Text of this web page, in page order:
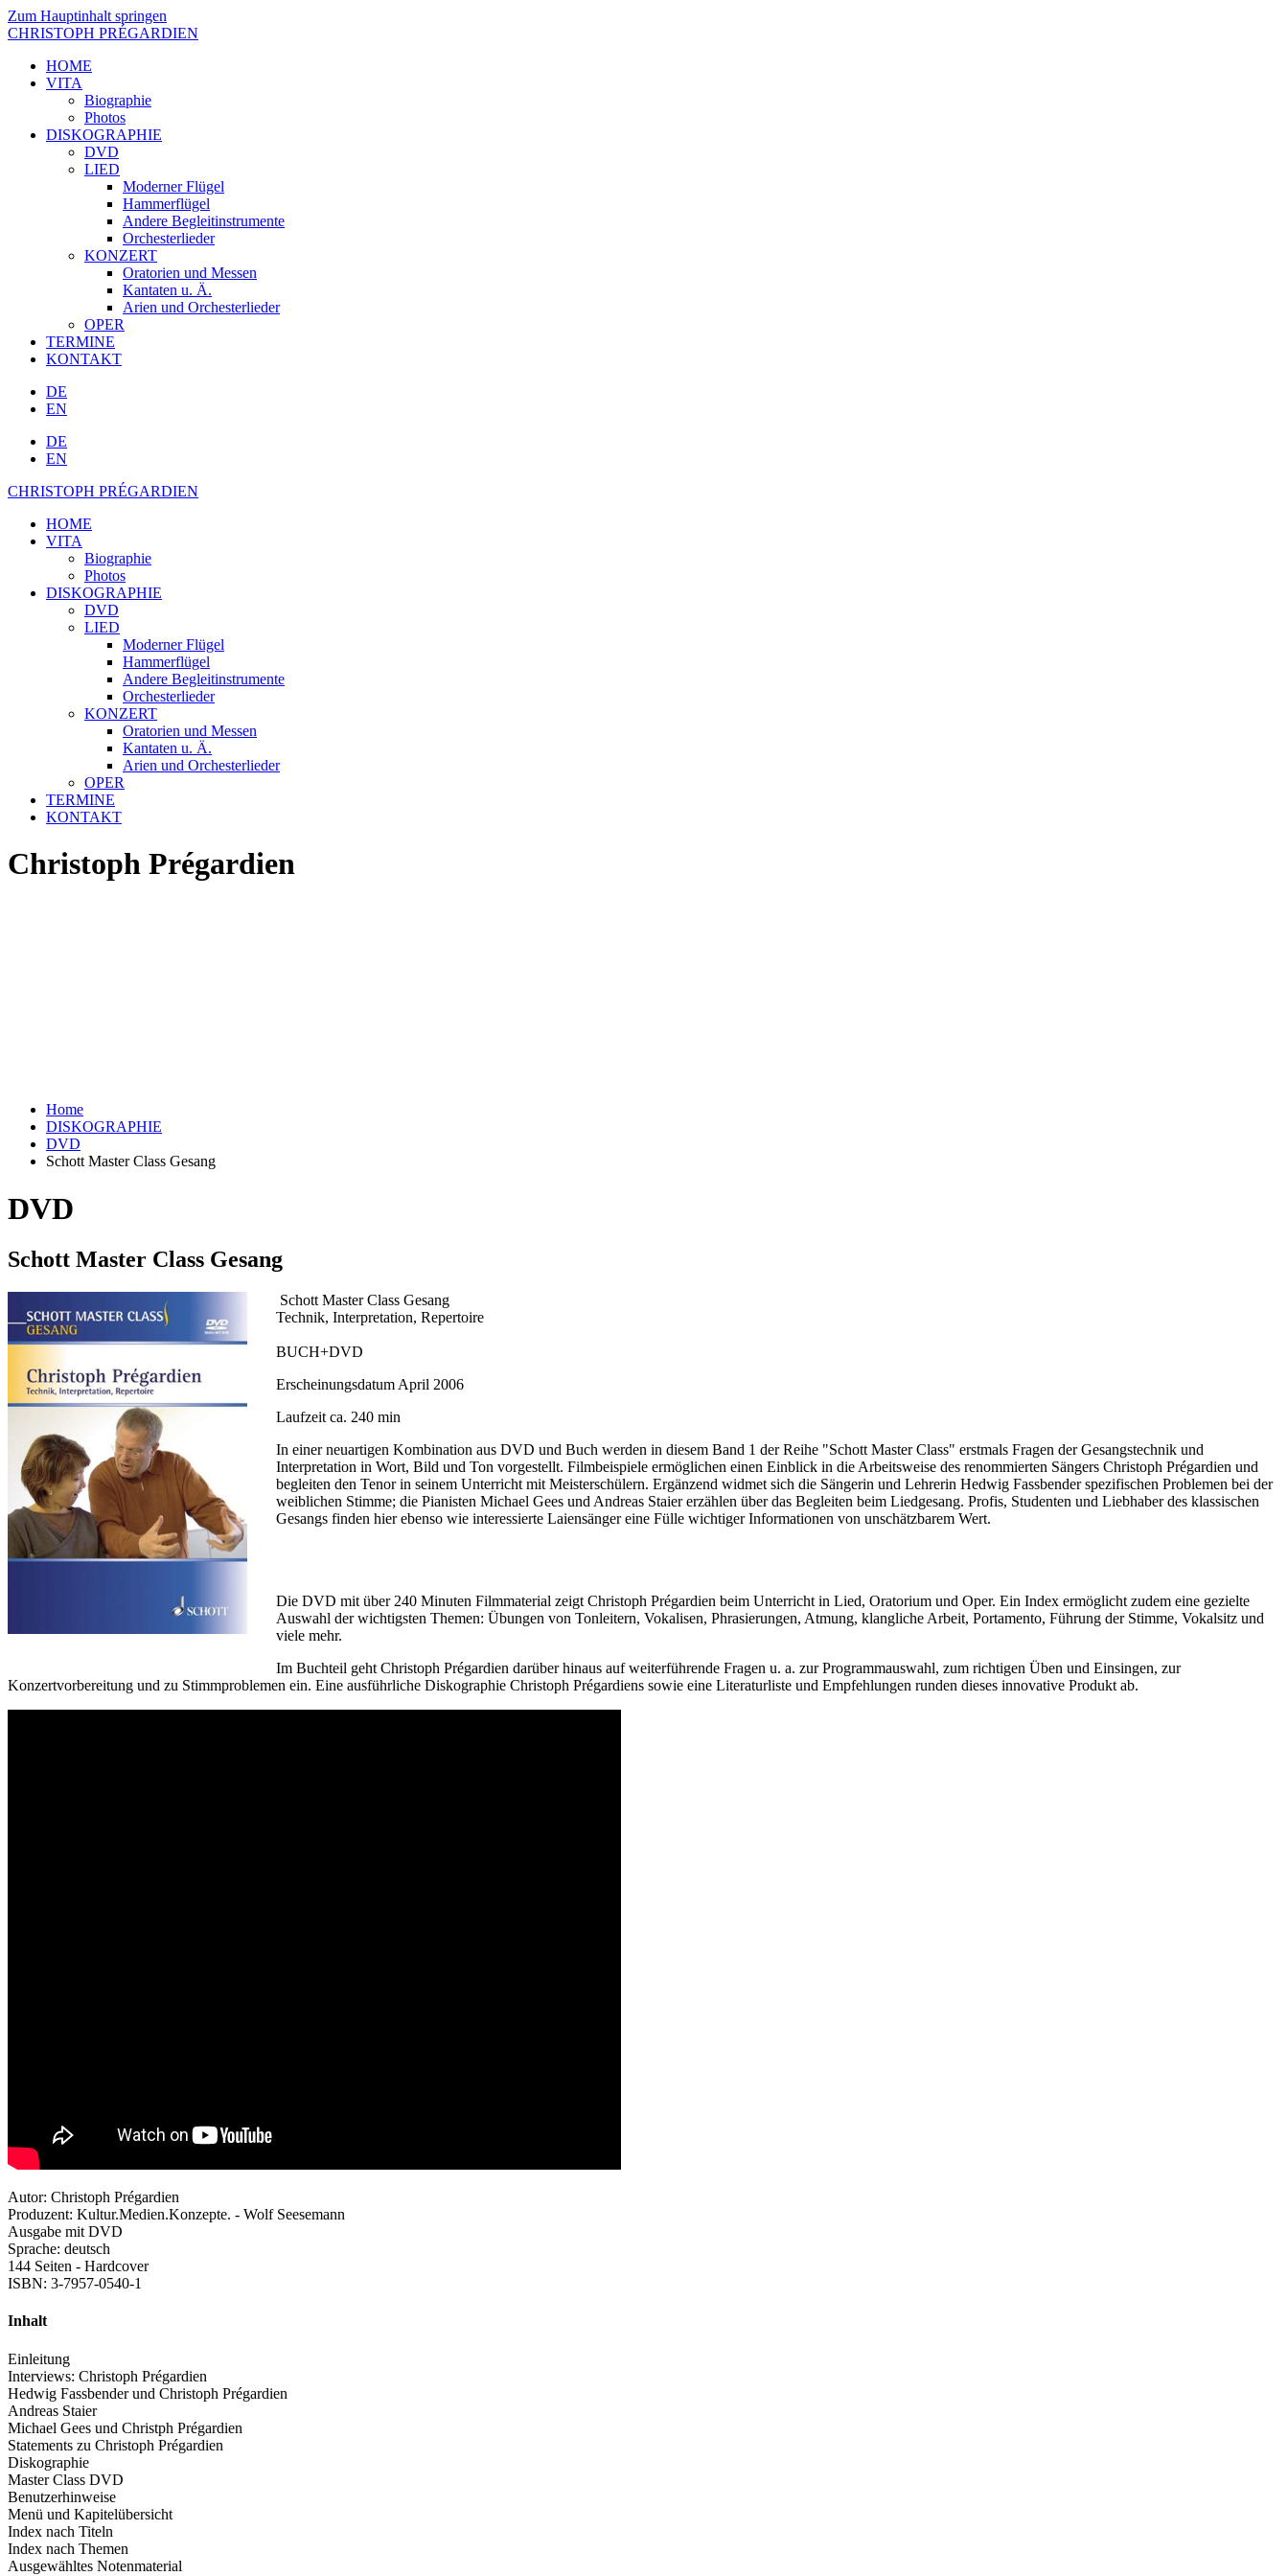
Zum Hauptinhalt springen
CHRISTOPH PRÉGARDIEN
HOME
VITA
Biographie
Photos
DISKOGRAPHIE
DVD
LIED
Moderner Flügel
Hammerflügel
Andere Begleitinstrumente
Orchesterlieder
KONZERT
Oratorien und Messen
Kantaten u. Ä.
Arien und Orchesterlieder
OPER
TERMINE
KONTAKT
DE
EN
DE
EN
CHRISTOPH PRÉGARDIEN
HOME
VITA
Biographie
Photos
DISKOGRAPHIE
DVD
LIED
Moderner Flügel
Hammerflügel
Andere Begleitinstrumente
Orchesterlieder
KONZERT
Oratorien und Messen
Kantaten u. Ä.
Arien und Orchesterlieder
OPER
TERMINE
KONTAKT
Christoph Prégardien
Home
DISKOGRAPHIE
DVD
Schott Master Class Gesang
DVD
Schott Master Class Gesang
Schott Master Class Gesang
Technik, Interpretation, Repertoire
BUCH+DVD
Erscheinungsdatum April 2006
Laufzeit ca. 240 min
In einer neuartigen Kombination aus DVD und Buch werden in diesem Band 1 der Reihe "Schott Master Class" erstmals Fragen der Gesangstechnik und
Interpretation in Wort, Bild und Ton vorgestellt. Filmbeispiele ermöglichen einen Einblick in die Arbeitsweise des renommierten Sängers Christoph Prégardien und
begleiten den Tenor in seinem Unterricht mit Meisterschülern. Ergänzend widmet sich die Sängerin und Lehrerin Hedwig Fassbender spezifischen Problemen bei der
weiblichen Stimme; die Pianisten Michael Gees und Andreas Staier erzählen über das Begleiten beim Liedgesang. Profis, Studenten und Liebhaber des klassischen
Gesangs finden hier ebenso wie interessierte Laiensänger eine Fülle wichtiger Informationen von unschätzbarem Wert.
Die DVD mit über 240 Minuten Filmmaterial zeigt Christoph Prégardien beim Unterricht in Lied, Oratorium und Oper. Ein Index ermöglicht zudem eine gezielte
Auswahl der wichtigsten Themen: Übungen von Tonleitern, Vokalisen, Phrasierungen, Atmung, klangliche Arbeit, Portamento, Führung der Stimme, Vokalsitz und
viele mehr.
Im Buchteil geht Christoph Prégardien darüber hinaus auf weiterführende Fragen u. a. zur Programmauswahl, zum richtigen Üben und Einsingen, zur
Konzertvorbereitung und zu Stimmproblemen ein. Eine ausführliche Diskographie Christoph Prégardiens sowie eine Literaturliste und Empfehlungen runden dieses innovative Produkt ab.
Autor: Christoph Prégardien
Produzent: Kultur.Medien.Konzepte. - Wolf Seesemann
Ausgabe mit DVD
Sprache: deutsch
144 Seiten - Hardcover
ISBN: 3-7957-0540-1
Inhalt
Einleitung
Interviews: Christoph Prégardien
Hedwig Fassbender und Christoph Prégardien
Andreas Staier
Michael Gees und Christph Prégardien
Statements zu Christoph Prégardien
Diskographie
Master Class DVD
Benutzerhinweise
Menü und Kapitelübersicht
Index nach Titeln
Index nach Themen
Ausgewähltes Notenmaterial